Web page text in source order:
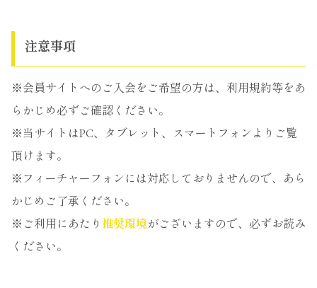
注意事項
※会員サイトへのご入会をご希望の方は、利用規約等をあ
らかじめ必ずご確認ください。
※当サイトはPC、タブレット、スマートフォンよりご覧
頂けます。
※フィーチャーフォンには対応しておりませんので、あら
かじめご了承ください。
※ご利用にあたり 推奨環境がございますので、必ずお読み
ください。